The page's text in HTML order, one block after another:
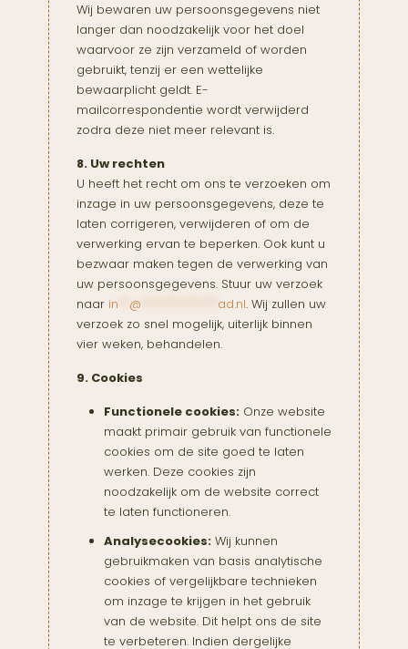
Wij bewaren uw persoonsgegevens niet
langer dan noodzakelijk voor het doel
waarvoor ze zijn verzameld of worden
gebruikt, tenzij er een wettelijke
bewaarplicht geldt. E-
mailcorrespondentie wordt verwijderd
zodra deze niet meer relevant is.
8. Uw rechten
U heeft het recht om ons te verzoeken om
inzage in uw persoonsgegevens, deze te
laten corrigeren, verwijderen of om de
verwerking ervan te beperken. Ook kunt u
bezwaar maken tegen de verwerking van
uw persoonsgegevens. Stuur uw verzoek
naar in @ ad.nl. Wij zullen uw
verzoek zo snel mogelijk, uiterlijk binnen
vier weken, behandelen.
9. Cookies
Functionele cookies: Onze website
maakt primair gebruik van functionele
cookies om de site goed te laten
werken. Deze cookies zijn
noodzakelijk om de website correct
te laten functioneren.
Analysecookies: Wij kunnen
gebruikmaken van basis analytische
cookies of vergelijkbare technieken
om inzage te krijgen in het gebruik
van de website. Dit helpt ons de site
te verbeteren. Indien dergelijke